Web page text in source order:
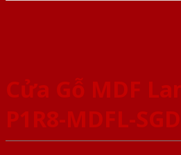
Cửa Gỗ MDF
P1R8-MDFL-SGD